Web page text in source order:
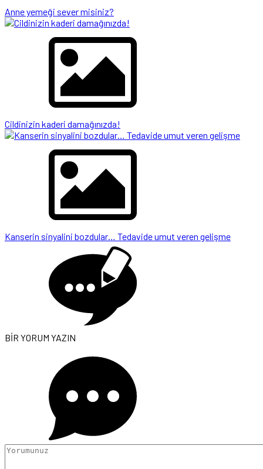
Anne yemeği sever misiniz?
Cildinizin kaderi damağınızda!
Kanserin sinyalini bozdular… Tedavide umut veren gelişme
BİR YORUM YAZIN